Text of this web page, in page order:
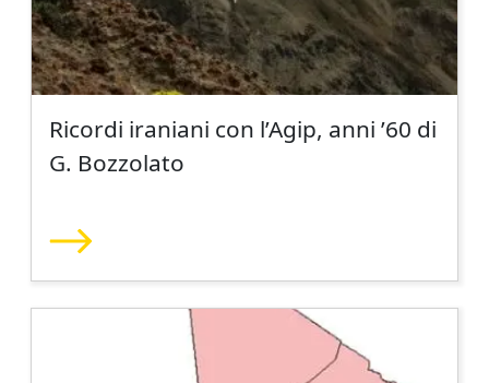
Ricordi iraniani con l’Agip, anni ’60 di
G. Bozzolato